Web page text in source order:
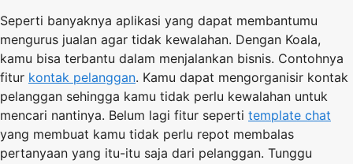
Seperti banyaknya aplikasi yang dapat membantumu
mengurus jualan agar tidak kewalahan. Dengan Koala,
kamu bisa terbantu dalam menjalankan bisnis. Contohnya
fitur kontak pelanggan. Kamu dapat mengorganisir kontak
pelanggan sehingga kamu tidak perlu kewalahan untuk
mencari nantinya. Belum lagi fitur seperti template chat
yang membuat kamu tidak perlu repot membalas
pertanyaan yang itu-itu saja dari pelanggan. Tunggu